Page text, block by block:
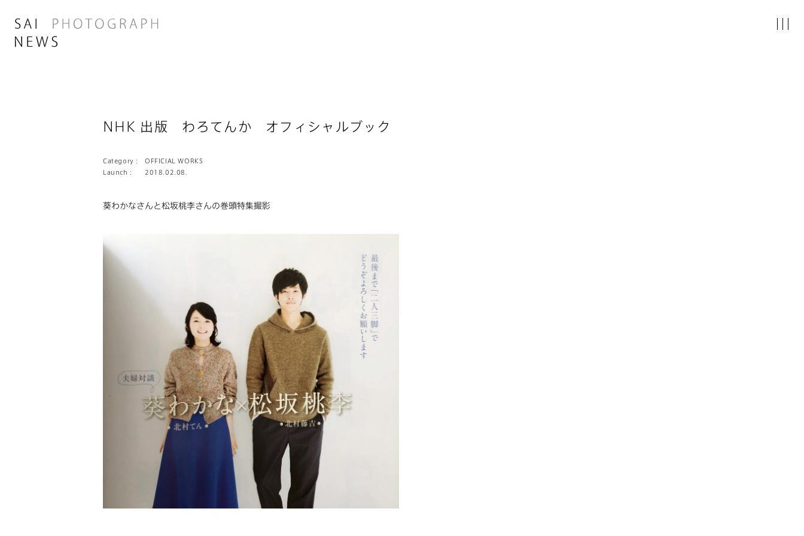
NHK 出版 わろてんか オフィシャルブック
Category :
OFFICIAL WORKS
Launch :
2018.02.08.
葵わかなさんと松坂桃李さんの巻頭特集撮影